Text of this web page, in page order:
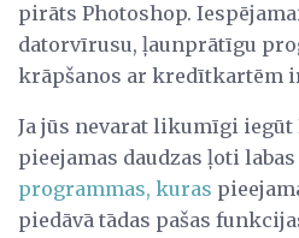
pirāts Photoshop.
datorvīrusu, ļaunprātīgu
krāpšanos ar kredītkartēm
Ja jūs nevarat likumīgi iegūt
pieejamas daudzas ļoti labas
programmas, kuras
piedāvā tādas pašas